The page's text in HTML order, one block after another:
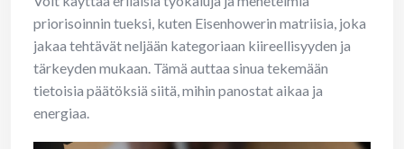
priorisoinnin tueksi, kuten Eisenhowerin matriisia, joka
jakaa tehtävät neljään kategoriaan kiireellisyyden ja
tärkeyden mukaan. Tämä auttaa sinua tekemään
tietoisia päätöksiä siitä, mihin panostat aikaa ja
energiaa.